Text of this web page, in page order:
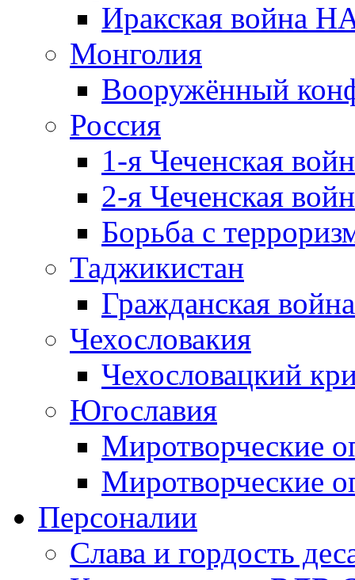
Иракская война
Монголия
Вооружённый
Россия
1-я Чеченская
2-я Чеченская
Борьба с
Таджикистан
Гражданская
Чехословакия
Чехословацкий
Югославия
Миротворческие
Миротворческие
Персоналии
Слава и гордость